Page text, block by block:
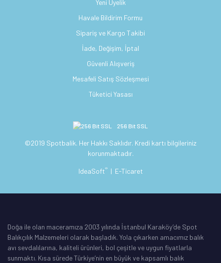
Yeni Üyelik
Havale Bildirim Formu
Sipariş ve Kargo Takibi
İade, Değişim, İptal
Güvenli Alışveriş
Mesafeli Satış Sözleşmesi
Tüketici Yasası
256 Bit SSL
©2019 Spotbalik. Her Hakkı Saklıdır. Kredi kartı bilgileriniz
korunmaktadır.
IdeaSoft® | E-Ticaret
Doğa ile olan maceramıza 2003 yılında İstanbul Karaköy’de Spot
Balıkçılık Malzemeleri olarak başladık. Yola çıkarken amacımız balık
avı sevdalılarına, kaliteli ürünleri, bol çeşitle ve uygun fiyatlarla
sunmaktı. Kısa sürede Türkiye’nin en büyük ve kapsamlı balık